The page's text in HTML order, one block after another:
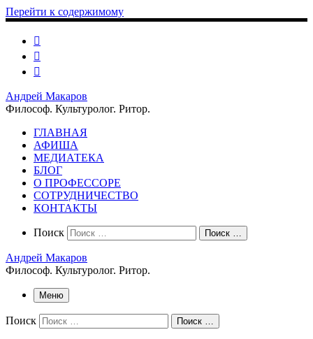
Перейти к содержимому
Андрей Макаров
Философ. Культуролог. Ритор.
ГЛАВНАЯ
АФИША
МЕДИАТЕКА
БЛОГ
О ПРОФЕССОРЕ
СОТРУДНИЧЕСТВО
КОНТАКТЫ
Search
Поиск Поиск …
Андрей Макаров
Философ. Культуролог. Ритор.
Меню
Поиск Поиск …